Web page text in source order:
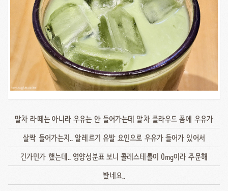
말차 라떼는 아니라 우유는 안 들어가는데 말차 클라우드 폼에 우유가
살짝 들어가는지.. 알레르기 유발 요인으로 우유가 들어가 있어서
긴가민가 했는데.. 영양성분표 보니 콜레스테롤이 0mg이라 주문해
봤네요..